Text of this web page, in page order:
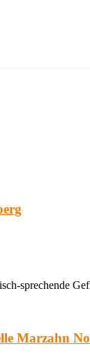
sprechende
Marzahn